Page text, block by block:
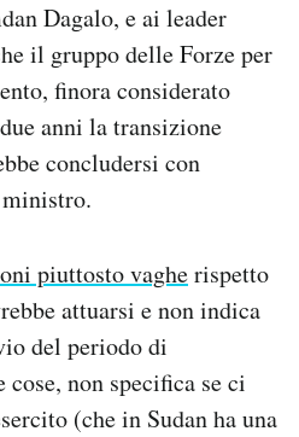
Dagalo, e ai leader
il gruppo delle Forze per
finora considerato
anni la transizione
concludersi con
piuttosto vagherispetto
attuarsi e non indica
del periodo di
non specifica se ci
(che in Sudan ha una